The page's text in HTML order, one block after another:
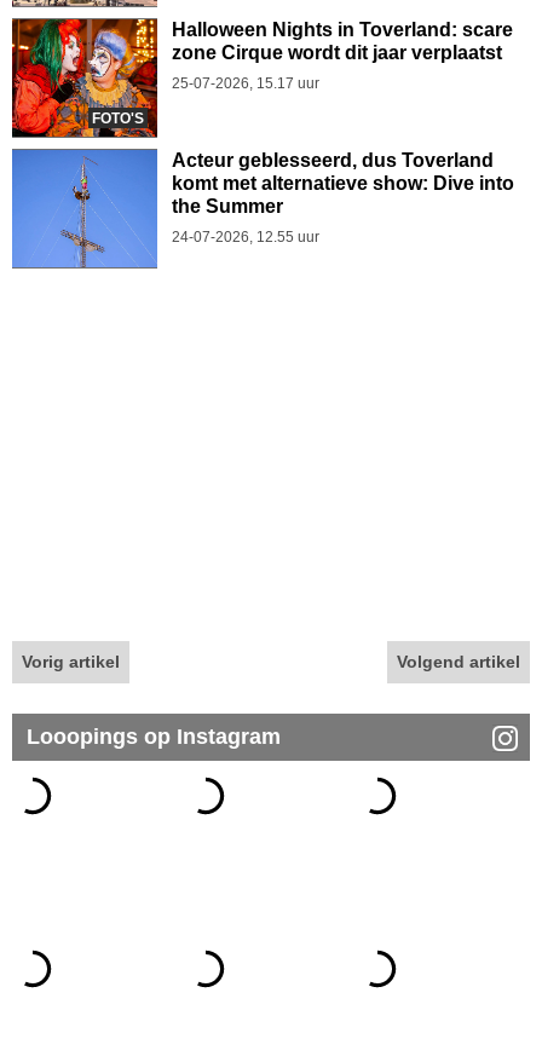
FOTO'S
Halloween Nights in Toverland: scare
zone Cirque wordt dit jaar verplaatst
25-07-2026, 15.17 uur
Acteur geblesseerd, dus Toverland
komt met alternatieve show: Dive into
the Summer
24-07-2026, 12.55 uur
Vorig artikel Volgend artikel
Looopings op Instagram